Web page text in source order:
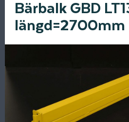
Bärbalk GBD
längd=2700mm